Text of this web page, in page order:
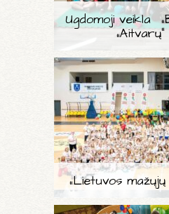
Ugdomoji veikla
„Lietuvos